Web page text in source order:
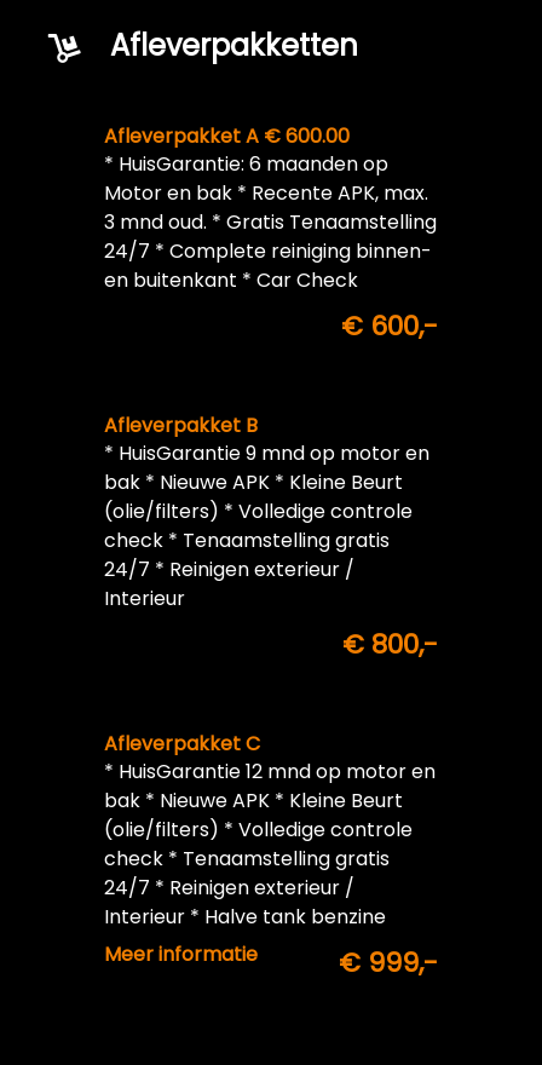
Afleverpakketten
Afleverpakket A € 600.00
* HuisGarantie: 6 maanden op
Motor en bak * Recente APK, max.
3 mnd oud. * Gratis Tenaamstelling
24/7 * Complete reiniging binnen-
en buitenkant * Car Check
€ 600,-
Afleverpakket B
* HuisGarantie 9 mnd op motor en
bak * Nieuwe APK * Kleine Beurt
(olie/filters) * Volledige controle
check * Tenaamstelling gratis
24/7 * Reinigen exterieur /
Interieur
€ 800,-
Afleverpakket C
* HuisGarantie 12 mnd op motor en
bak * Nieuwe APK * Kleine Beurt
(olie/filters) * Volledige controle
check * Tenaamstelling gratis
24/7 * Reinigen exterieur /
Interieur * Halve tank benzine
inbegrepen
Meer informatie € 999,-